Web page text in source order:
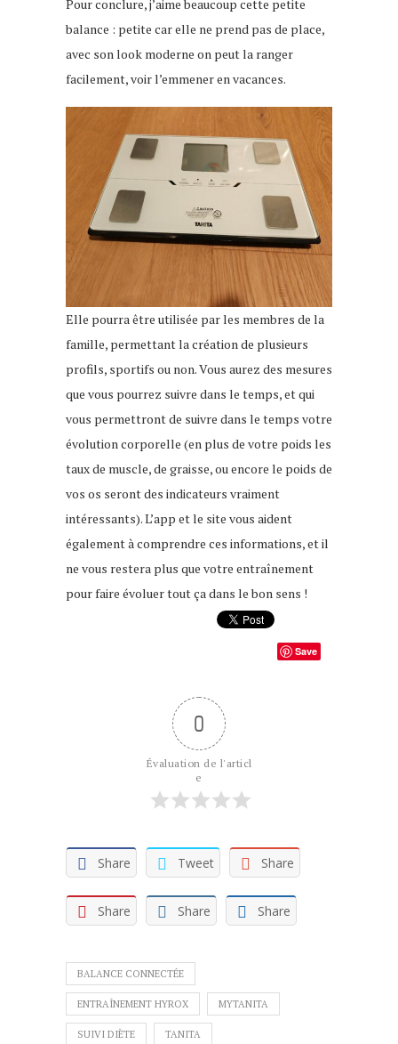
Pour conclure, j’aime beaucoup cette petite
balance : petite car elle ne prend pas de place,
avec son look moderne on peut la ranger
facilement, voir l’emmener en vacances.
Elle pourra être utilisée par les membres de la
famille, permettant la création de plusieurs
profils, sportifs ou non. Vous aurez des mesures
que vous pourrez suivre dans le temps, et qui
vous permettront de suivre dans le temps votre
évolution corporelle (en plus de votre poids les
taux de muscle, de graisse, ou encore le poids de
vos os seront des indicateurs vraiment
intéressants). L’app et le site vous aident
également à comprendre ces informations, et il
ne vous restera plus que votre entraînement
pour faire évoluer tout ça dans le bon sens !
Save
0
Évaluation de l'articl
e
Share Tweet Share
Share Share Share
BALANCE CONNECTÉE
ENTRAÎNEMENT HYROX MYTANITA
SUIVI DIÈTE TANITA